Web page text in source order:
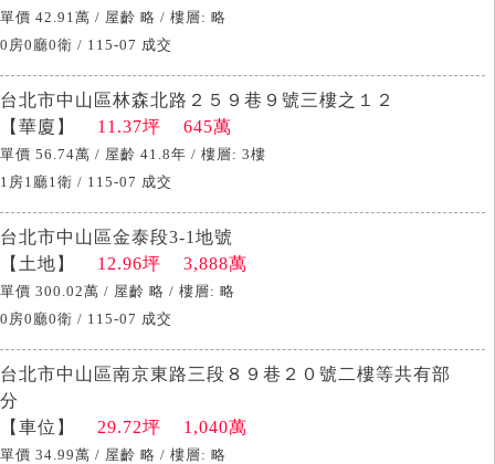
單價 42.91萬 / 屋齡 略 / 樓層: 略
0房0廳0衛 / 115-07 成交
台北市中山區林森北路２５９巷９號三樓之１２
【華廈】
11.37坪 645萬
單價 56.74萬 / 屋齡 41.8年 / 樓層: 3樓
1房1廳1衛 / 115-07 成交
台北市中山區金泰段3-1地號
【土地】
12.96坪 3,888萬
單價 300.02萬 / 屋齡 略 / 樓層: 略
0房0廳0衛 / 115-07 成交
台北市中山區南京東路三段８９巷２０號二樓等共有部
分
【車位】
29.72坪 1,040萬
單價 34.99萬 / 屋齡 略 / 樓層: 略